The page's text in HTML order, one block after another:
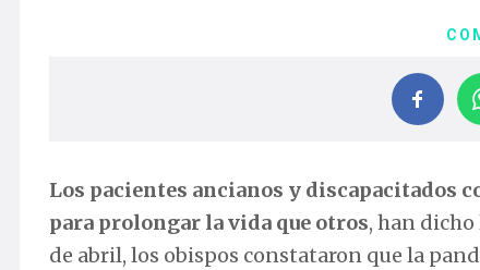
Los pacientes ancianos y discapacitados
para prolongar la vida que otros, han
de abril, los obispos constataron que la